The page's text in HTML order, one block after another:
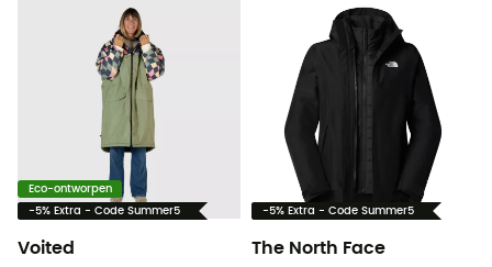
Eco-ontworpen
-5% Extra - Code Summer5
Voited
-5% Extra - Code Summer5
The North Face